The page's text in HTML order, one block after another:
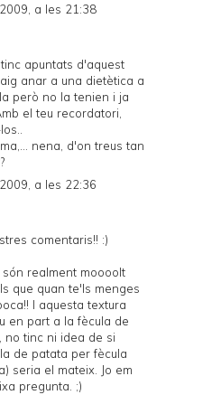
a les 21:38
apuntats d'aquest
anar a una dietètica a
però no la tenien i ja
el teu recordatori,
nena, d'on treus tan
a les 22:36
comentaris!! :)
realment moooolt
que quan te'ls menges
I aquesta textura
en part a la fècula de
no tinc ni idea de si
de patata per fècula
seria el mateix. Jo em
pregunta. ;)